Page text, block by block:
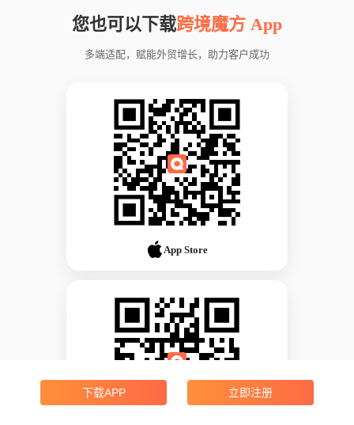
您也可以下载跨境魔方 App
多端适配，赋能外贸增长，助力客户成功
App Store
下载APP 立即注册